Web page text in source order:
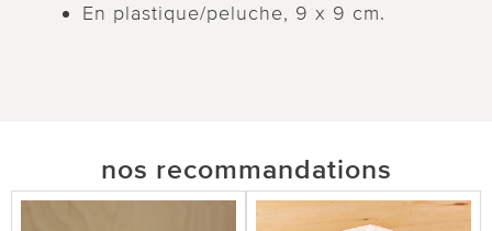
En plastique/peluche, 9 x 9 cm.
nos recommandations